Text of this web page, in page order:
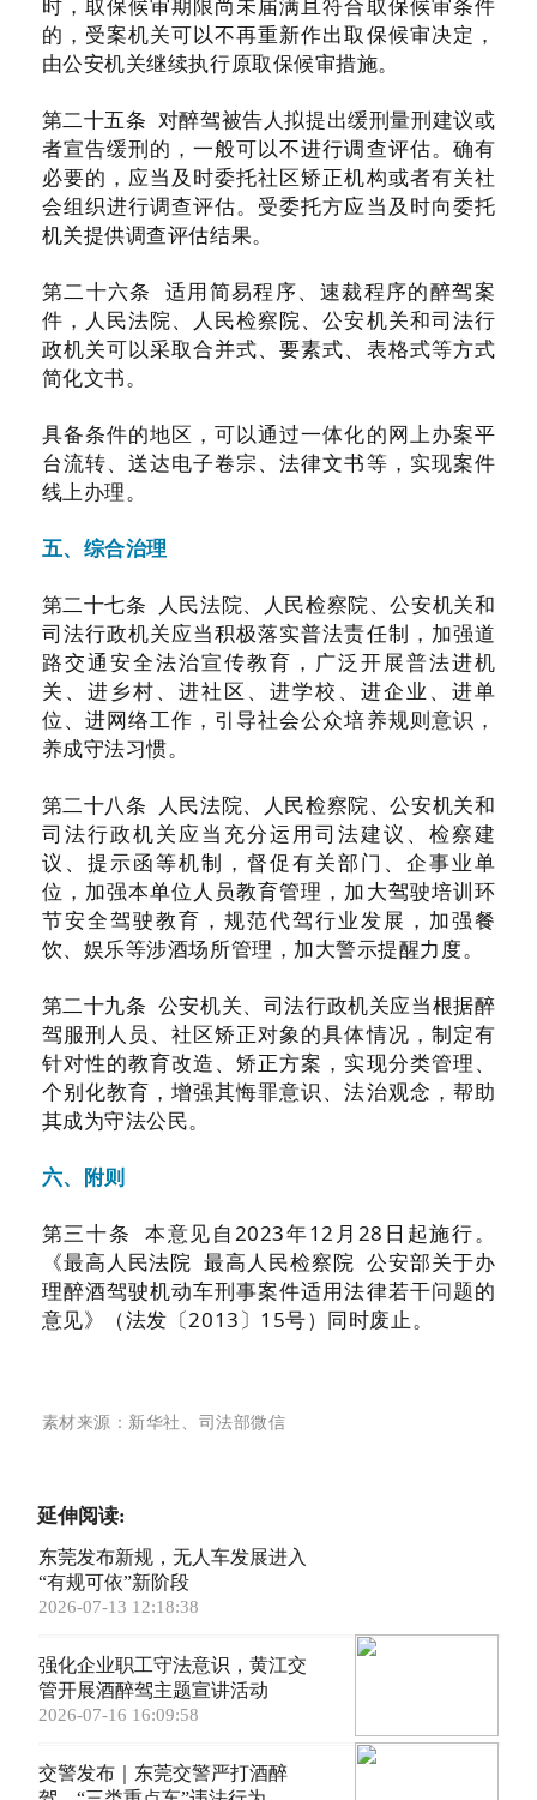
时，取保候审期限尚未届满且符合取保候审条件
的，受案机关可以不再重新作出取保候审决定，
由公安机关继续执行原取保候审措施。
第二十五条 对醉驾被告人拟提出缓刑量刑建议或
者宣告缓刑的，一般可以不进行调查评估。确有
必要的，应当及时委托社区矫正机构或者有关社
会组织进行调查评估。受委托方应当及时向委托
机关提供调查评估结果。
第二十六条 适用简易程序、速裁程序的醉驾案
件，人民法院、人民检察院、公安机关和司法行
政机关可以采取合并式、要素式、表格式等方式
简化文书。
具备条件的地区，可以通过一体化的网上办案平
台流转、送达电子卷宗、法律文书等，实现案件
线上办理。
五、综合治理
第二十七条 人民法院、人民检察院、公安机关和
司法行政机关应当积极落实普法责任制，加强道
路交通安全法治宣传教育，广泛开展普法进机
关、进乡村、进社区、进学校、进企业、进单
位、进网络工作，引导社会公众培养规则意识，
养成守法习惯。
第二十八条 人民法院、人民检察院、公安机关和
司法行政机关应当充分运用司法建议、检察建
议、提示函等机制，督促有关部门、企事业单
位，加强本单位人员教育管理，加大驾驶培训环
节安全驾驶教育，规范代驾行业发展，加强餐
饮、娱乐等涉酒场所管理，加大警示提醒力度。
第二十九条 公安机关、司法行政机关应当根据醉
驾服刑人员、社区矫正对象的具体情况，制定有
针对性的教育改造、矫正方案，实现分类管理、
个别化教育，增强其悔罪意识、法治观念，帮助
其成为守法公民。
六、附则
第三十条 本意见自2023年12月28日起施行。
《最高人民法院 最高人民检察院 公安部关于办
理醉酒驾驶机动车刑事案件适用法律若干问题的
意见》（法发〔2013〕15号）同时废止。
素材来源：新华社、司法部微信
延伸阅读:
东莞发布新规，无人车发展进入
“有规可依”新阶段
2026-07-13 12:18:38
强化企业职工守法意识，黄江交
管开展酒醉驾主题宣讲活动
2026-07-16 16:09:58
交警发布｜东莞交警严打酒醉